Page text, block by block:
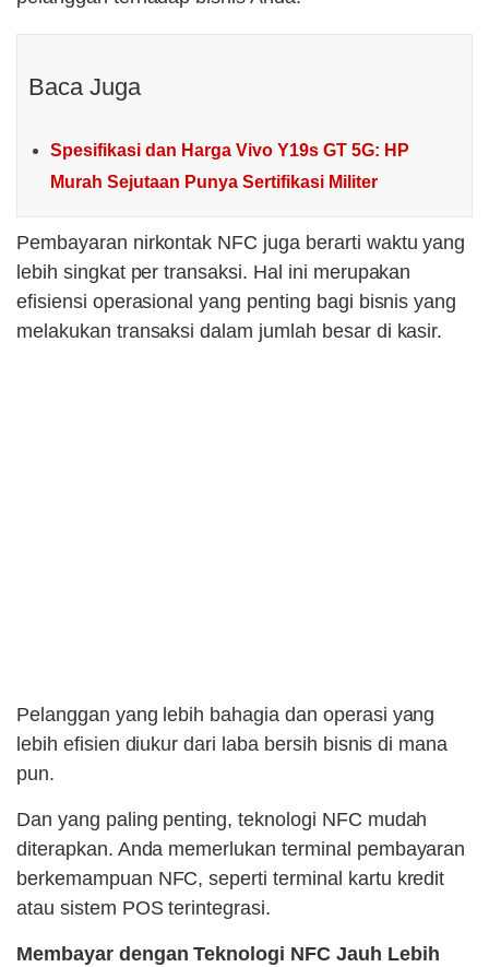
Baca Juga
Spesifikasi dan Harga Vivo Y19s GT 5G: HP
Murah Sejutaan Punya Sertifikasi Militer
Pembayaran nirkontak NFC juga berarti waktu yang
lebih singkat per transaksi. Hal ini merupakan
efisiensi operasional yang penting bagi bisnis yang
melakukan transaksi dalam jumlah besar di kasir.
Pelanggan yang lebih bahagia dan operasi yang
lebih efisien diukur dari laba bersih bisnis di mana
pun.
Dan yang paling penting, teknologi NFC mudah
diterapkan. Anda memerlukan terminal pembayaran
berkemampuan NFC, seperti terminal kartu kredit
atau sistem POS terintegrasi.
Membayar dengan Teknologi NFC Jauh Lebih